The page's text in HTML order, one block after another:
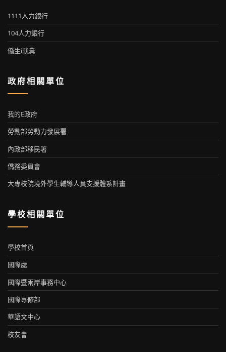
1111人力銀行
104人力銀行
僑生i就業
政府相關單位
我的E政府
勞動部勞動力發展署
內政部移民署
僑務委員會
大專校院境外學生輔導人員支援體系計畫
學校相關單位
學校首頁
國際處
國際暨兩岸事務中心
國際專修部
華語文中心
校友會